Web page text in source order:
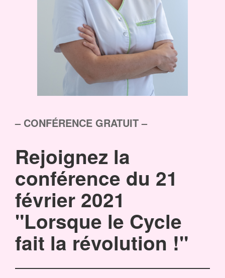
– CONFÉRENCE GRATUIT –
Rejoignez la
conférence du 21
février 2021
"Lorsque le Cycle
fait la révolution !"